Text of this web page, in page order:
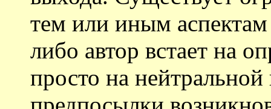
тем или иным
либо автор встает на
просто на